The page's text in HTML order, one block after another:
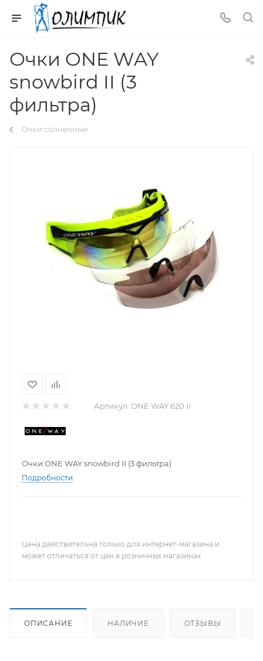
Очки ONE WAY
snowbird II (3
фильтра)
Очки солнечные
Артикул: ONE WAY 620 II
Очки ONE WAY snowbird II (3 фильтра)
Подробности
Цена действительна только для интернет-магазина и
может отличаться от цен в розничных магазинах
ОПИСАНИЕ НАЛИЧИЕ ОТЗЫВЫ